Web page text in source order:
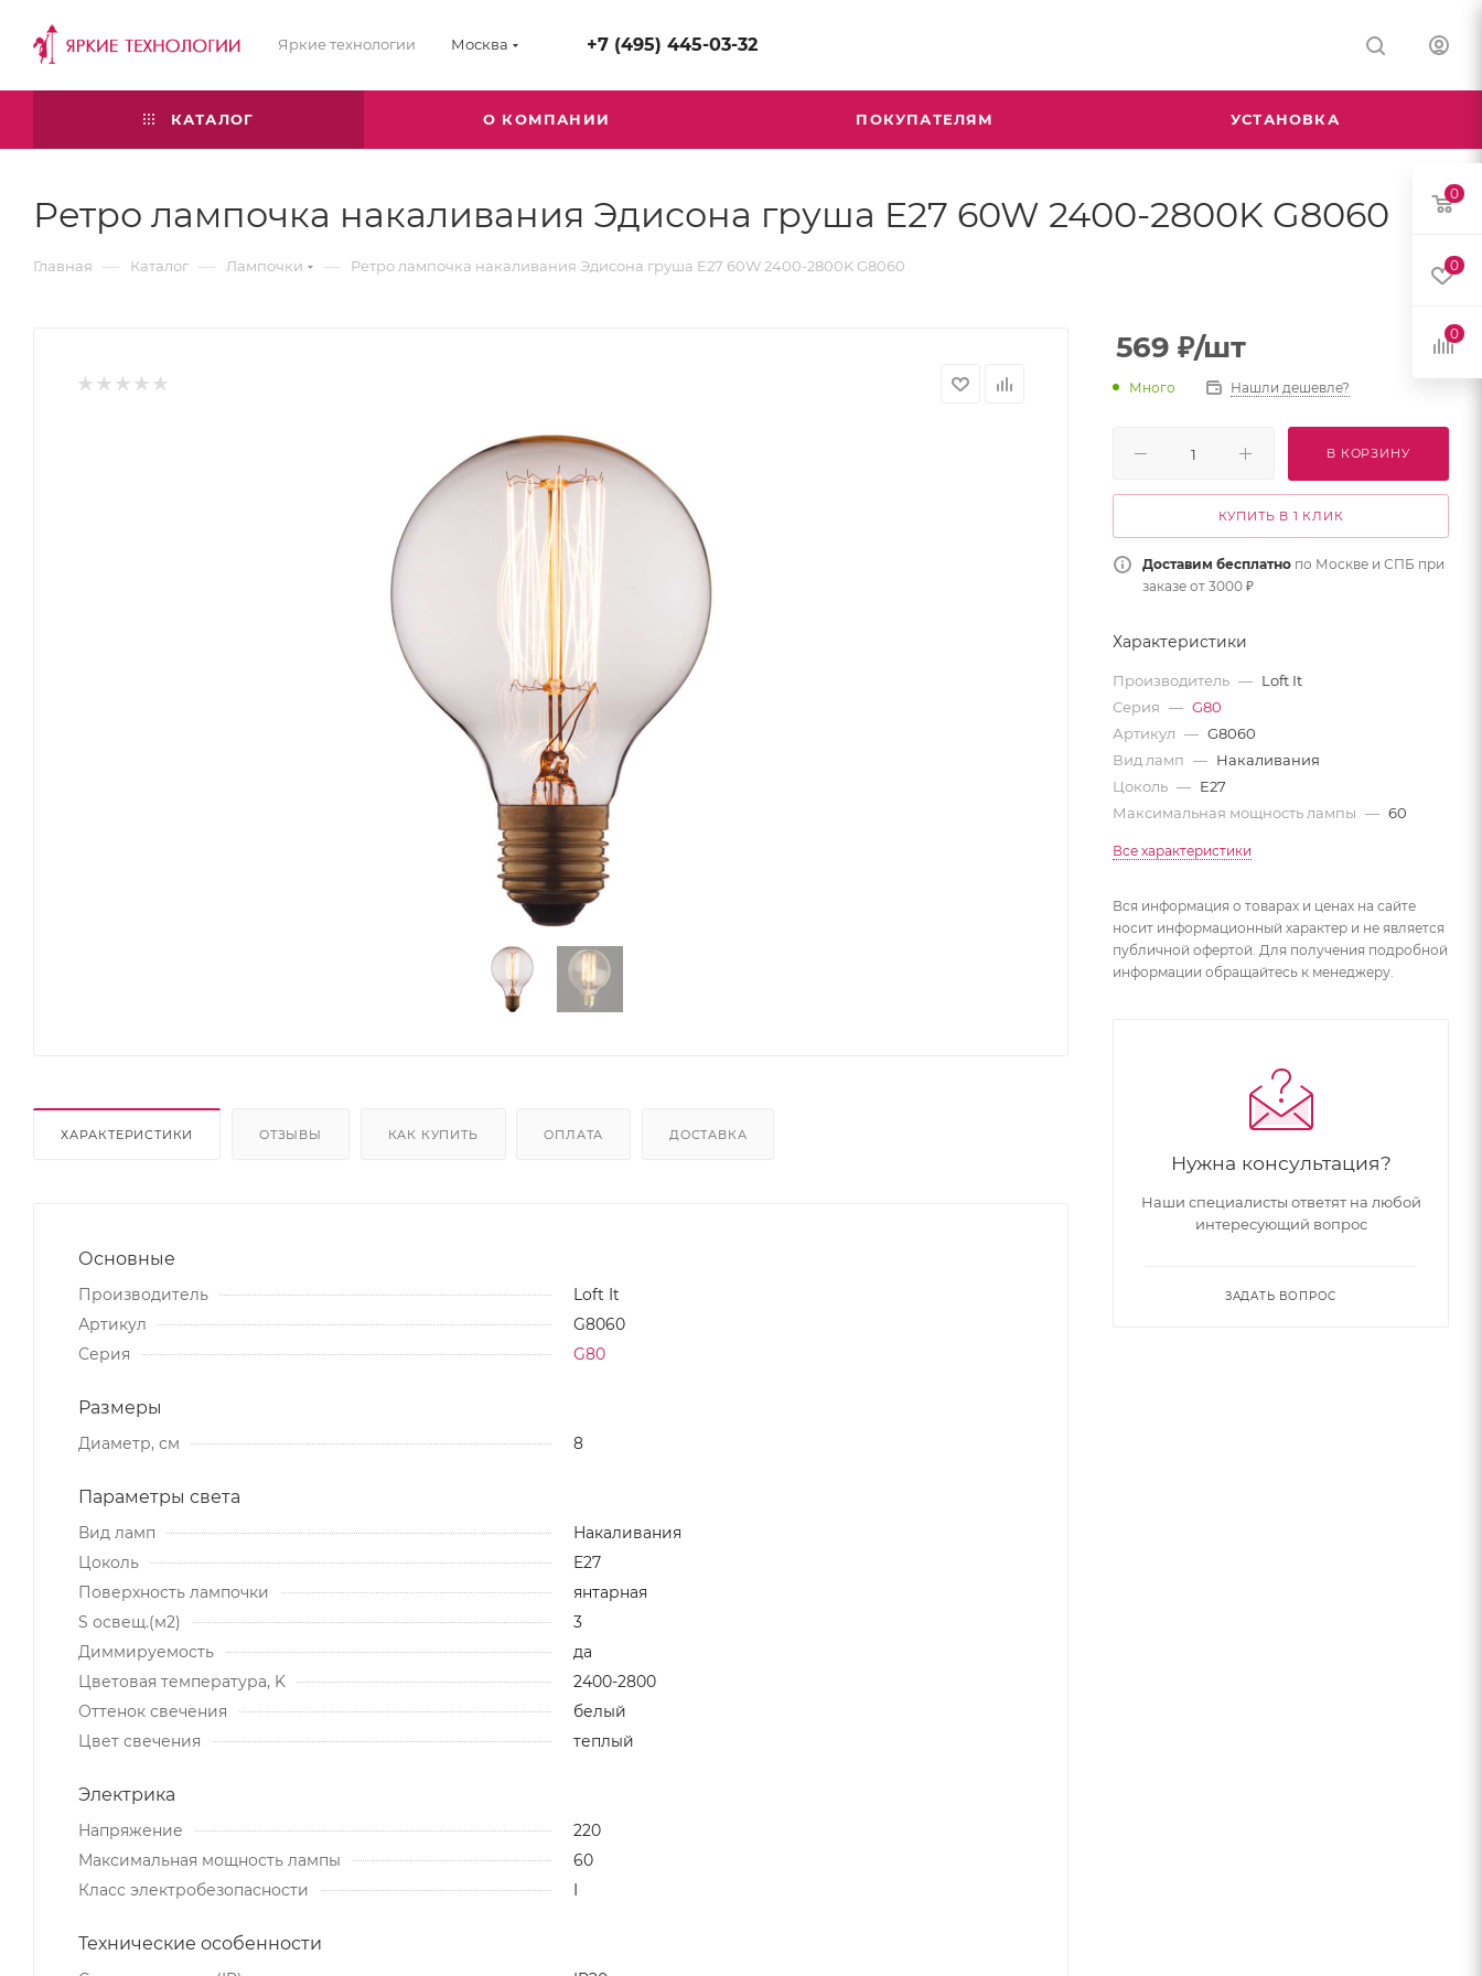
Яркие технологии Москва +7 (495) 445-03-32
КАТАЛОГ О КОМПАНИИ ПОКУПАТЕЛЯМ УСТАНОВКА
Ретро лампочка накаливания Эдисона груша E27 60W 2400-2800K G8060
Главная — Каталог — Лампочки — Ретро лампочка накаливания Эдисона груша E27 60W 2400-2800K G8060
ХАРАКТЕРИСТИКИ ОТЗЫВЫ КАК КУПИТЬ ОПЛАТА ДОСТАВКА
Основные
Производитель
Loft It
Артикул
G8060
Серия
G80
Размеры
Диаметр, см 8
Параметры света
Вид ламп
Накаливания
Цоколь
E27
Поверхность лампочки
янтарная
S освещ.(м2)
3
Диммируемость
да
Цветовая температура, K
2400-2800
Оттенок свечения
белый
Цвет свечения
теплый
Электрика
Напряжение
220
Максимальная мощность лампы
60
Класс электробезопасности
I
Технические особенности
569 ₽/шт
Много Нашли дешевле?
В КОРЗИНУ
КУПИТЬ В 1 КЛИК
Доставим бесплатно по Москве и СПБ при
заказе от 3000 ₽
Характеристики
Производитель — Loft It
Серия — G80
Артикул — G8060
Вид ламп — Накаливания
Цоколь — E27
Максимальная мощность лампы — 60
Все характеристики
Вся информация о товарах и ценах на сайте
носит информационный характер и не является
публичной офертой. Для получения подробной
информации обращайтесь к менеджеру.
Нужна консультация?
Наши специалисты ответят на любой
интересующий вопрос
ЗАДАТЬ ВОПРОС
0
0
0